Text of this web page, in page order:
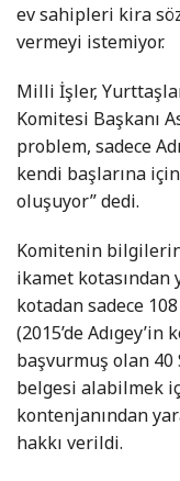
ev sahipleri kira
vermeyi istemiyor.
Milli İşler,
Komitesi Başkanı
problem, sadece
kendi başlarına
oluşuyor” dedi.
Komitenin
ikamet kotasından
kotadan sadece
(2015’de Adıgey’in
başvurmuş olan
belgesi alabilmek
kontenjanından
hakkı verildi.